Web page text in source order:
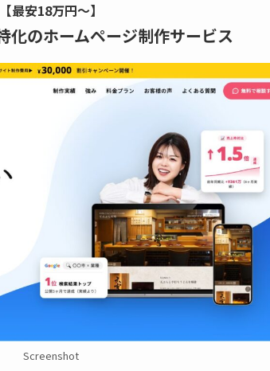
【最安18万円〜】
化のホームページ制作サービス
Screenshot